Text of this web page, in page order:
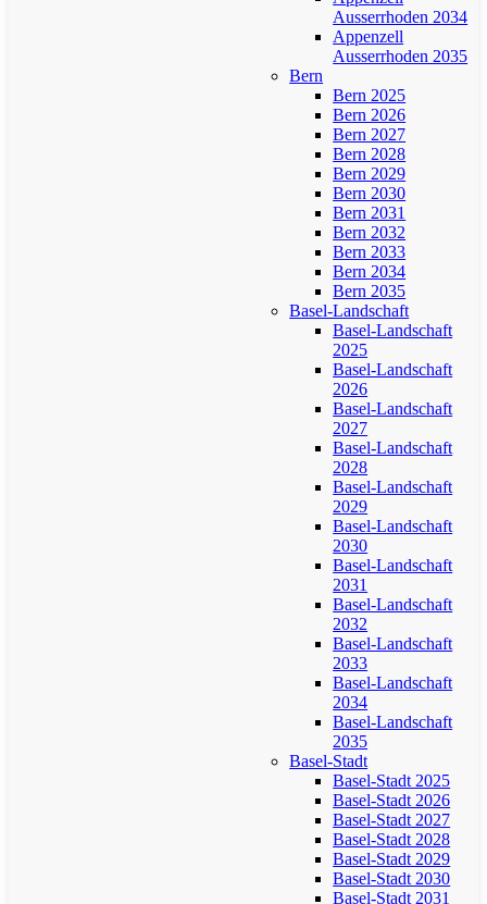
Ausserrhoden 2034
Appenzell
Ausserrhoden 2035
Bern
Bern 2025
Bern 2026
Bern 2027
Bern 2028
Bern 2029
Bern 2030
Bern 2031
Bern 2032
Bern 2033
Bern 2034
Bern 2035
Basel-Landschaft
Basel-Landschaft
2025
Basel-Landschaft
2026
Basel-Landschaft
2027
Basel-Landschaft
2028
Basel-Landschaft
2029
Basel-Landschaft
2030
Basel-Landschaft
2031
Basel-Landschaft
2032
Basel-Landschaft
2033
Basel-Landschaft
2034
Basel-Landschaft
2035
Basel-Stadt
Basel-Stadt 2025
Basel-Stadt 2026
Basel-Stadt 2027
Basel-Stadt 2028
Basel-Stadt 2029
Basel-Stadt 2030
Basel-Stadt 2031